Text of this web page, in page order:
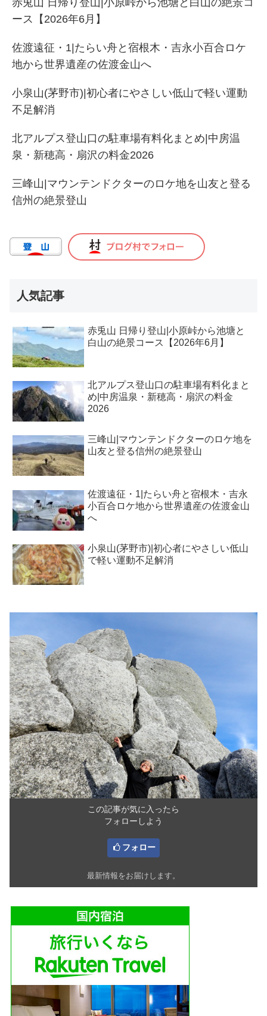
赤兎山 日帰り登山|小原峠から池塘と白山の絶景コ
ース【2026年6月】
佐渡遠征・1|たらい舟と宿根木・吉永小百合ロケ
地から世界遺産の佐渡金山へ
小泉山(茅野市)|初心者にやさしい低山で軽い運動
不足解消
北アルプス登山口の駐車場有料化まとめ|中房温
泉・新穂高・扇沢の料金2026
三峰山|マウンテンドクターのロケ地を山友と登る
信州の絶景登山
人気記事
赤兎山 日帰り登山|小原峠から池塘と
白山の絶景コース【2026年6月】
北アルプス登山口の駐車場有料化まと
め|中房温泉・新穂高・扇沢の料金
2026
三峰山|マウンテンドクターのロケ地を
山友と登る信州の絶景登山
佐渡遠征・1|たらい舟と宿根木・吉永
小百合ロケ地から世界遺産の佐渡金山
へ
小泉山(茅野市)|初心者にやさしい低山
で軽い運動不足解消
この記事が気に入ったら
フォローしよう
フォロー
最新情報をお届けします。